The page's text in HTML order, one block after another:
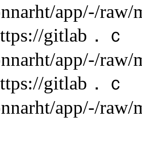
app/-/
gitlab．ｃ
app/-/
gitlab．ｃ
app/-/